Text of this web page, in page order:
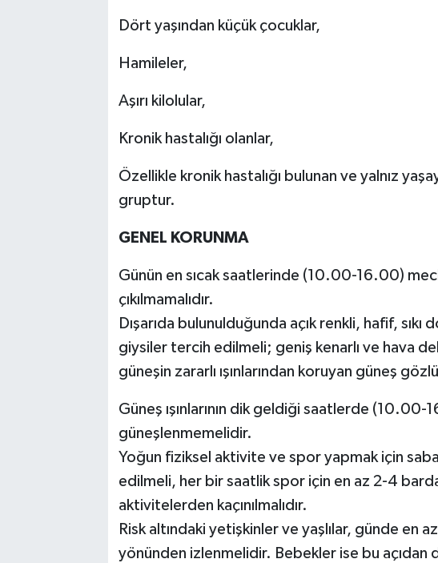
Dört yaşından küçük çocuklar,
Hamileler,
Aşırı kilolular,
Kronik hastalığı olanlar,
Özellikle kronik hastalığı bulunan ve yalnız
gruptur.
GENEL KORUNMA
Günün en sıcak saatlerinde (10.00-16.00)
çıkılmamalıdır.
Dışarıda bulunulduğunda açık renkli, hafif, sıkı
giysiler tercih edilmeli; geniş kenarlı ve hava
güneşin zararlı ışınlarından koruyan güneş
Güneş ışınlarının dik geldiği saatlerde
güneşlenmemelidir.
Yoğun fiziksel aktivite ve spor yapmak için
edilmeli, her bir saatlik spor için en az 2-4 bardak
aktivitelerden kaçınılmalıdır.
Risk altındaki yetişkinler ve yaşlılar, günde en
yönünden izlenmelidir. Bebekler ise bu açıdan